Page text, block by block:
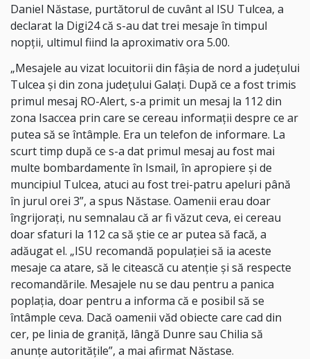
Daniel Năstase, purtătorul de cuvânt al ISU Tulcea, a
declarat la Digi24 că s-au dat trei mesaje în timpul
nopții, ultimul fiind la aproximativ ora 5.00.
„Mesajele au vizat locuitorii din fâșia de nord a județului
Tulcea și din zona județului Galați. După ce a fost trimis
primul mesaj RO-Alert, s-a primit un mesaj la 112 din
zona Isaccea prin care se cereau informații despre ce ar
putea să se întâmple. Era un telefon de informare. La
scurt timp după ce s-a dat primul mesaj au fost mai
multe bombardamente în Ismail, în apropiere și de
muncipiul Tulcea, atuci au fost trei-patru apeluri până
în jurul orei 3”, a spus Năstase. Oamenii erau doar
îngrijorați, nu semnalau că ar fi văzut ceva, ei cereau
doar sfaturi la 112 ca să știe ce ar putea să facă, a
adăugat el. „ISU recomandă populației să ia aceste
mesaje ca atare, să le citească cu atenție și să respecte
recomandările. Mesajele nu se dau pentru a panica
poplația, doar pentru a informa că e posibil să se
întâmple ceva. Dacă oamenii văd obiecte care cad din
cer, pe linia de graniță, lângă Dunre sau Chilia să
anunțe autoritățile”, a mai afirmat Năstase.